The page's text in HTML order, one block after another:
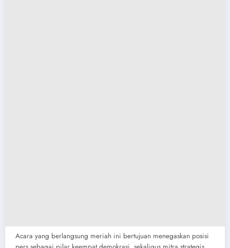
​Acara yang berlangsung meriah ini bertujuan menegaskan posisi